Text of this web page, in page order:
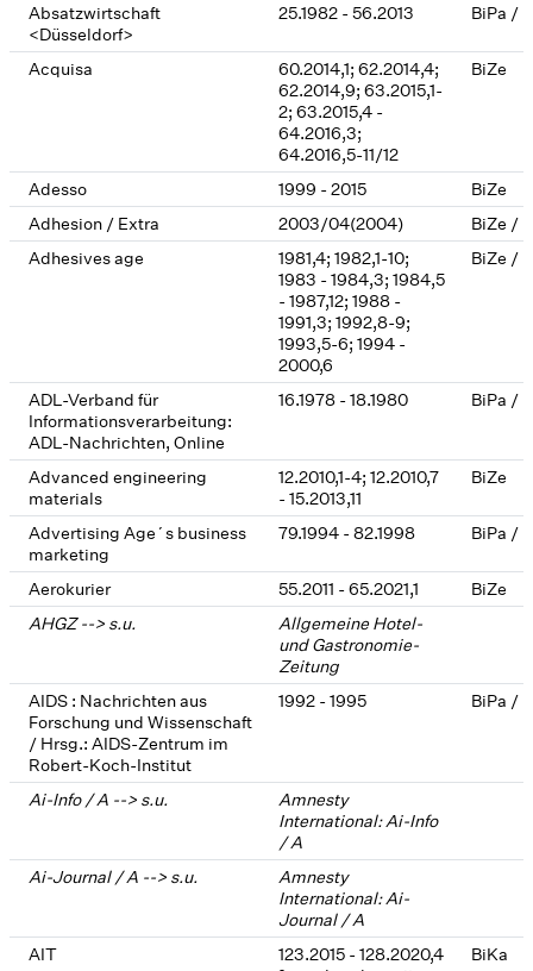
Absatzwirtschaft
<Düsseldorf>
25.1982 - 56.2013 BiPa /
Acquisa
60.2014,1; 62.2014,4;
62.2014,9; 63.2015,1-
2; 63.2015,4 -
64.2016,3;
64.2016,5-11/12
BiZe
Adesso 1999 - 2015
BiZe
Adhesion / Extra
2003/04(2004)
BiZe /
Adhesives age
1981,4; 1982,1-10;
1983 - 1984,3; 1984,5
- 1987,12; 1988 -
1991,3; 1992,8-9;
1993,5-6; 1994 -
2000,6
BiZe /
ADL-Verband für
Informationsverarbeitung:
ADL-Nachrichten, Online
16.1978 - 18.1980 BiPa /
Advanced engineering
materials
12.2010,1-4; 12.2010,7
- 15.2013,11
BiZe
Advertising Age´s business
marketing
79.1994 - 82.1998 BiPa /
Aerokurier 55.2011 - 65.2021,1
BiZe
AHGZ --> s.u.
Allgemeine Hotel-
und Gastronomie-
Zeitung
AIDS : Nachrichten aus
Forschung und Wissenschaft
/ Hrsg.: AIDS-Zentrum im
Robert-Koch-Institut
1992 - 1995 BiPa /
Ai-Info / A --> s.u.
Amnesty
International: Ai-Info
/ A
Ai-Journal / A --> s.u.
Amnesty
International: Ai-
Journal / A
AIT
123.2015 - 128.2020,4
BiKa